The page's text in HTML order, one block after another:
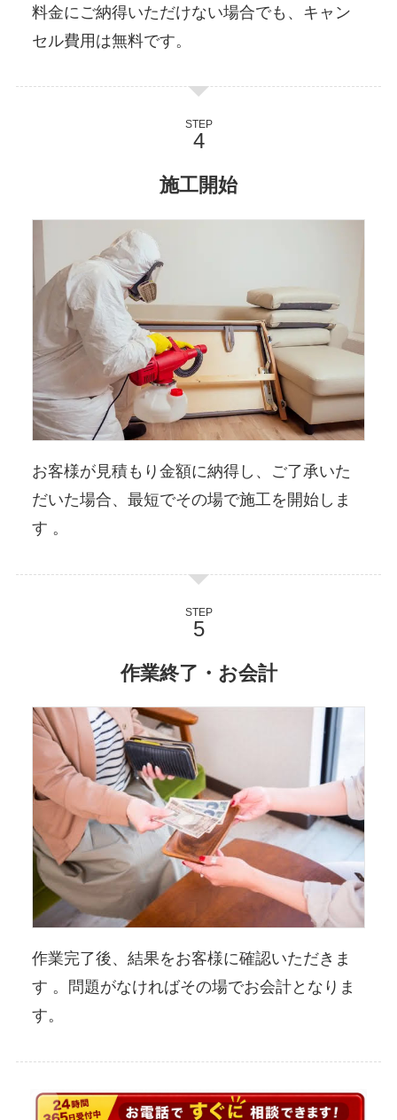
料金にご納得いただけない場合でも、キャン
セル費用は無料です。
STEP
施工開始
お客様が見積もり金額に納得し、ご了承いた
だいた場合、最短でその場で施工を開始しま
す 。
STEP
作業終了・お会計
作業完了後、結果をお客様に確認いただきま
す 。問題がなければその場でお会計となりま
す。